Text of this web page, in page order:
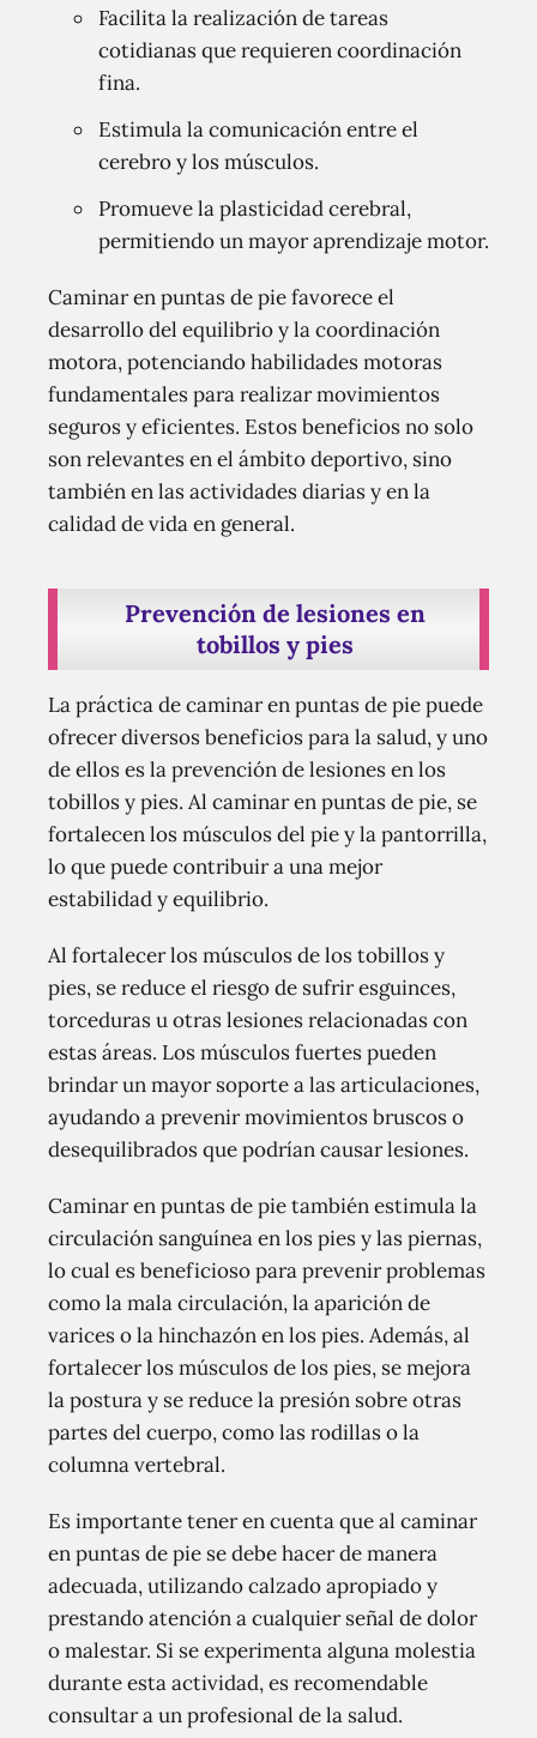
Facilita la realización de tareas
cotidianas que requieren coordinación
fina.
Estimula la comunicación entre el
cerebro y los músculos.
Promueve la plasticidad cerebral,
permitiendo un mayor aprendizaje motor.
Caminar en puntas de pie favorece el
desarrollo del equilibrio y la coordinación
motora, potenciando habilidades motoras
fundamentales para realizar movimientos
seguros y eficientes. Estos beneficios no solo
son relevantes en el ámbito deportivo, sino
también en las actividades diarias y en la
calidad de vida en general.
Prevención de lesiones en
tobillos y pies
La práctica de caminar en puntas de pie puede
ofrecer diversos beneficios para la salud, y uno
de ellos es la prevención de lesiones en los
tobillos y pies. Al caminar en puntas de pie, se
fortalecen los músculos del pie y la pantorrilla,
lo que puede contribuir a una mejor
estabilidad y equilibrio.
Al fortalecer los músculos de los tobillos y
pies, se reduce el riesgo de sufrir esguinces,
torceduras u otras lesiones relacionadas con
estas áreas. Los músculos fuertes pueden
brindar un mayor soporte a las articulaciones,
ayudando a prevenir movimientos bruscos o
desequilibrados que podrían causar lesiones.
Caminar en puntas de pie también estimula la
circulación sanguínea en los pies y las piernas,
lo cual es beneficioso para prevenir problemas
como la mala circulación, la aparición de
varices o la hinchazón en los pies. Además, al
fortalecer los músculos de los pies, se mejora
la postura y se reduce la presión sobre otras
partes del cuerpo, como las rodillas o la
columna vertebral.
Es importante tener en cuenta que al caminar
en puntas de pie se debe hacer de manera
adecuada, utilizando calzado apropiado y
prestando atención a cualquier señal de dolor
o malestar. Si se experimenta alguna molestia
durante esta actividad, es recomendable
consultar a un profesional de la salud.